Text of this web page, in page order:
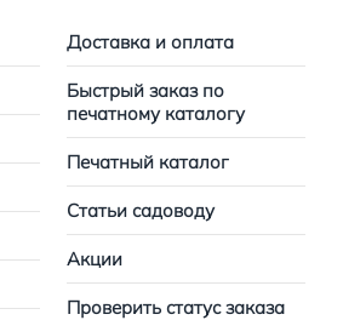
Доставка и оплата
Быстрый заказ по
печатному каталогу
Печатный каталог
Статьи садоводу
Акции
Проверить статус заказа